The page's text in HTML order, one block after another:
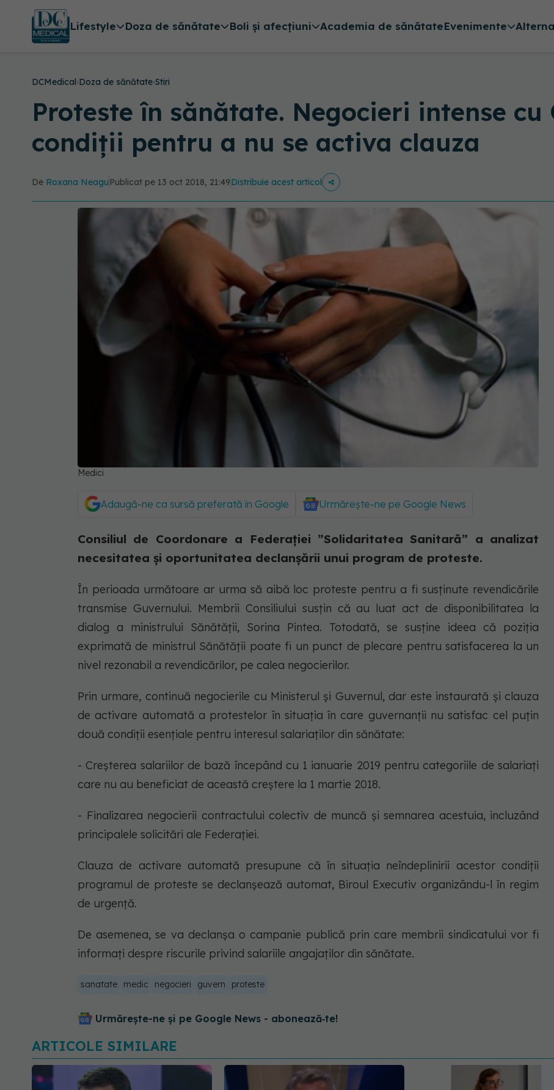
Lifestyle Doza de sănătate Boli și afecțiuni Academia de sănătateEvenimente
DCMedical›Doza de sănătate›Stiri
Proteste în sănătate. Negocieri intense cu
condiții pentru a nu se activa clauza
De Roxana Neagu Publicat pe 13 oct 2018, 21:49Distribuie acest articol
Medici
Adaugă-ne ca sursă preferată în Google Urmărește-ne pe Google News
Consiliul de Coordonare a Federației ”Solidaritatea Sanitară” a analizat
necesitatea și oportunitatea declanșării unui program de proteste.
În perioada următoare ar urma să aibă loc proteste pentru a fi susținute revendicările
transmise Guvernului. Membrii Consiliului susțin că au luat act de disponibilitatea la
dialog a ministrului Sănătății, Sorina Pintea. Totodată, se susține ideea că poziția
exprimată de ministrul Sănătății poate fi un punct de plecare pentru satisfacerea la un
nivel rezonabil a revendicărilor, pe calea negocierilor.
Prin urmare, continuă negocierile cu Ministerul și Guvernul, dar este instaurată și clauza
de activare automată a protestelor în situația în care guvernanții nu satisfac cel puțin
două condiții esențiale pentru interesul salariaților din sănătate:
- Creșterea salariilor de bază începând cu 1 ianuarie 2019 pentru categoriile de salariați
care nu au beneficiat de această creștere la 1 martie 2018.
- Finalizarea negocierii contractului colectiv de muncă și semnarea acestuia, incluzând
principalele solicitări ale Federației.
Clauza de activare automată presupune că în situația neîndeplinirii acestor condiții
programul de proteste se declanșează automat, Biroul Executiv organizându-l în regim
de urgență.
De asemenea, se va declanșa o campanie publică prin care membrii sindicatului vor fi
informați despre riscurile privind salariile angajaților din sănătate.
sanatate medic negocieri guvern proteste
Urmărește-ne și pe Google News - abonează‑te!
ARTICOLE SIMILARE